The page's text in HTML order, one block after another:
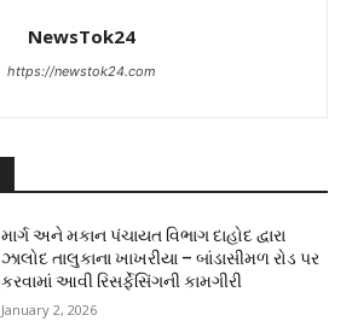
NewsTok24
https://newstok24.com
માર્ગ અને મકાન પંચાયત વિભાગ દાહોદ દ્વારા
ઝાલોદ તાલુકાના ખાખરીયા – બાંડાસીમળ રોડ પર
કરવામાં આવી રિસર્ફેસિંગની કામગીરી
January 2, 2026